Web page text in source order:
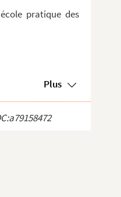
pratique des
Plus